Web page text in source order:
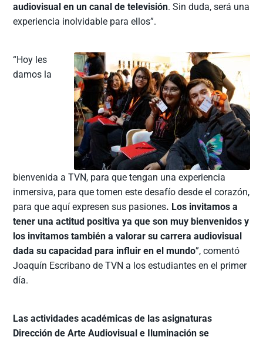
audiovisual en un canal de televisión. Sin duda, será una
experiencia inolvidable para ellos”.
“Hoy les
damos la
bienvenida a TVN, para que tengan una experiencia
inmersiva, para que tomen este desafío desde el corazón,
para que aquí expresen sus pasiones. Los invitamos a
tener una actitud positiva ya que son muy bienvenidos y
los invitamos también a valorar su carrera audiovisual
dada su capacidad para influir en el mundo”, comentó
Joaquín Escribano de TVN a los estudiantes en el primer
día.
Las actividades académicas de las asignaturas
Dirección de Arte Audiovisual e Iluminación se